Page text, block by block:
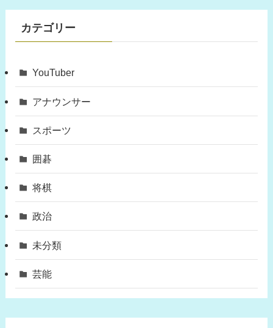
カテゴリー
YouTuber
アナウンサー
スポーツ
囲碁
将棋
政治
未分類
芸能